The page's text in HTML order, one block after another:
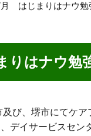
月 はじまりはナウ
はナウ勉
及び、堺市にてケ
デイサービスセ